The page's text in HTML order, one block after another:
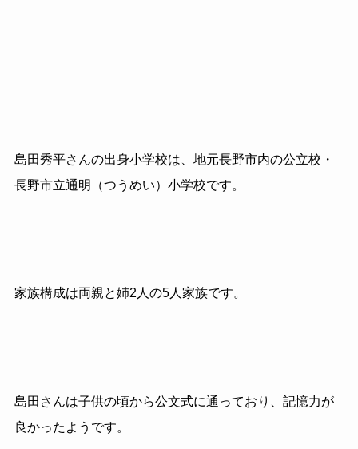
島田秀平さんの出身小学校は、地元長野市内の公立校・
長野市立通明（つうめい）小学校です。
家族構成は両親と姉2人の5人家族です。
島田さんは子供の頃から公文式に通っており、記憶力が
良かったようです。